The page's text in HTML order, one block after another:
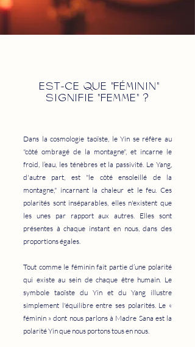
EST-CE QUE "FÉMININ"
SIGNIFIE "FEMME" ?
Dans la cosmologie taoïste, le Yin se réfère au
"côté ombragé de la montagne", et incarne le
froid, l’eau, les ténèbres et la passivité. Le Yang,
d'autre part, est "le côté ensoleillé de la
montagne," incarnant la chaleur et le feu. Ces
polarités sont inséparables, elles n'existent que
les unes par rapport aux autres. Elles sont
présentes à chaque instant en nous, dans des
proportions égales.
Tout comme le féminin fait partie d’une polarité
qui existe au sein de chaque être humain. Le
symbole taoïste du Yin et du Yang illustre
simplement l'équilibre entre ses polarités. Le «
féminin » dont nous parlons à Madre Sana est la
polarité Yin que nous portons tous en nous.